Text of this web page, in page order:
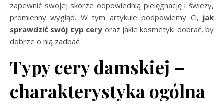
zapewnić swojej skórze odpowiednią pielęgnację i świeży,
promienny wygląd. W tym artykule podpowiemy Ci, jak
sprawdzić swój typ cery oraz jakie kosmetyki dobrać, by
dobrze o nią zadbać.
Typy cery damskiej –
charakterystyka ogólna